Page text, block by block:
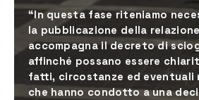
“In questa fase riteniamo
la pubblicazione della
accompagna il decreto di
affinché possano essere
fatti, circostanze ed eventuali
che hanno condotto a una